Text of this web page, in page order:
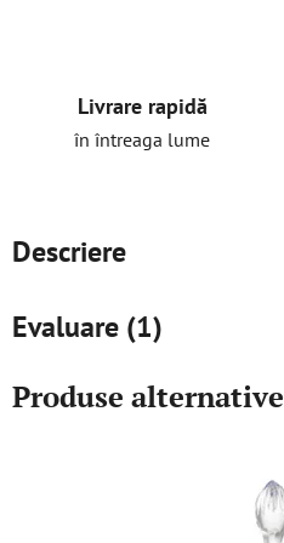
Livrare rapidă
în întreaga lume
Descriere
Evaluare (1)
Produse alternative